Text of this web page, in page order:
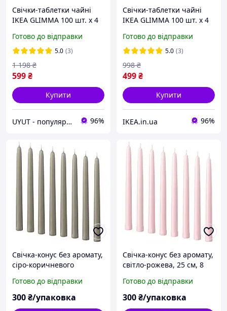
Свічки-таблетки чайні
IKEA GLIMMA 100 шт. х 4
свічки ГЛІММА ІКЕА
500.979.95
Готово до відправки
5.0 (3)
599₴
1 198 ₴
Купити
UYUT - популярні товари преміум якості 96%
Свічки-таблетки чайні
IKEA GLIMMA 100 шт. х 4
свічки ГЛІММА ІКЕА
500.979.95
Готово до відправки
5.0 (3)
499₴
998 ₴
Купити
IKEA.in.ua 96%
Свічка-конус без аромату,
сіро-коричневого
KLOKHET 906.126.99
Готово до відправки
300₴/упаковка
Свічка-конус без аромату,
світло-рожева, 25 см, 8
106.126.98
Готово до відправки
300₴/упаковка